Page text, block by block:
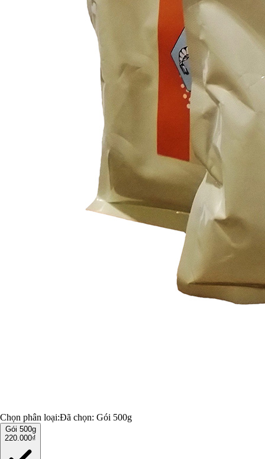
Chọn phân loại:Đã chọn: Gói 500g
Gói 500g
220.000₫